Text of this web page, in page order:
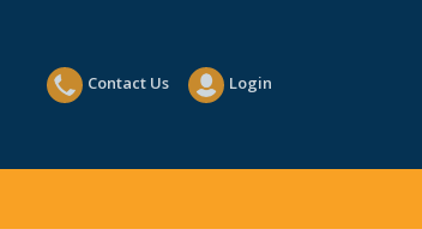
Contact Us Login